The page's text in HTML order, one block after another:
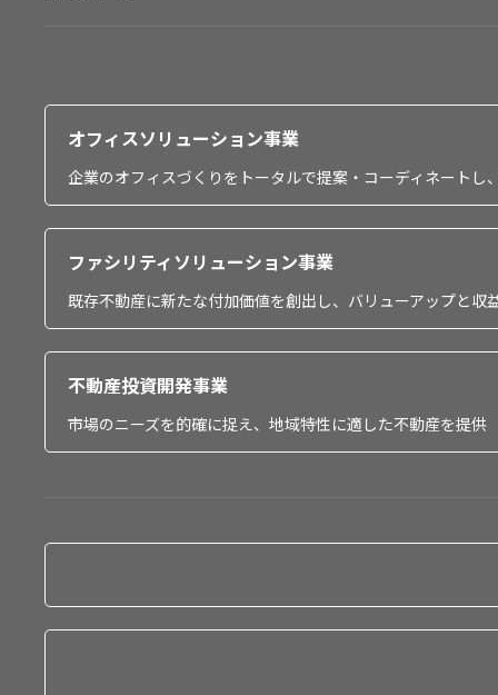
オフィスソリューション事業
企業のオフィスづくりをトータルで提案・コーディネート
ファシリティソリューション事業
既存不動産に新たな付加価値を創出し、バリューアップと収
不動産投資開発事業
市場のニーズを的確に捉え、地域特性に適した不動産を提供